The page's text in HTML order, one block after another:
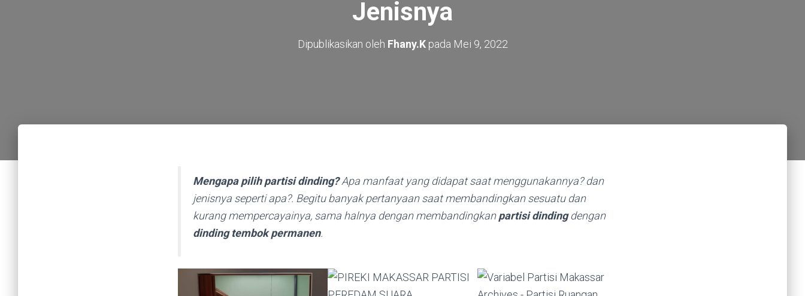
Jenisnya
Dipublikasikan oleh Fhany.Kpada Mei 9, 2022
Mengapa pilih partisi dinding?Apa manfaat yang didapat saat menggunakannya? dan
jenisnya seperti apa?. Begitu banyak pertanyaan saat membandingkan sesuatu dan
kurang mempercayainya, sama halnya dengan membandingkanpartisi dindingdengan
dinding tembok permanen.